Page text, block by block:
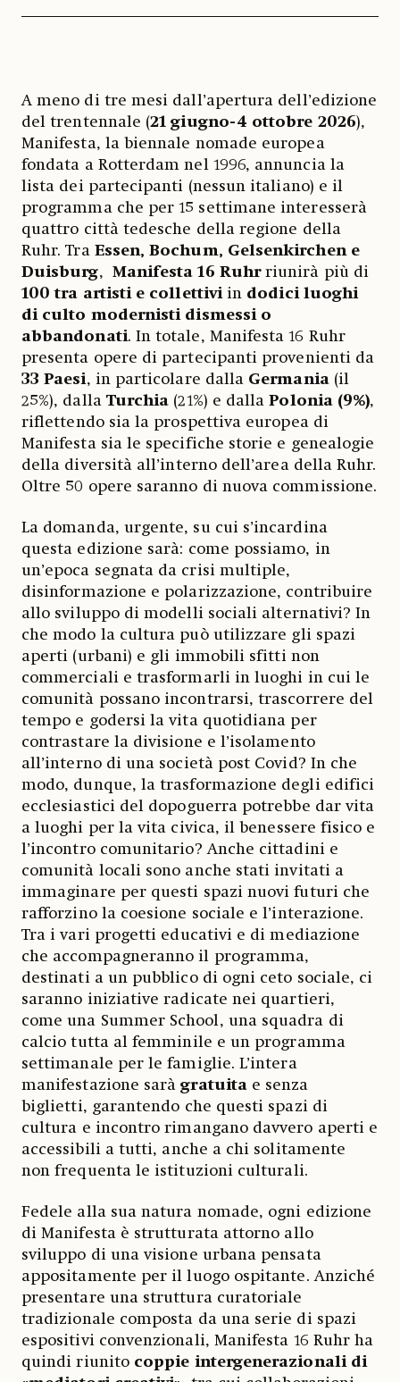
A meno di tre mesi dall’apertura dell’edizione
del trentennale (21 giugno-4 ottobre 2026),
Manifesta, la biennale nomade europea
fondata a Rotterdam nel 1996, annuncia la
lista dei partecipanti (nessun italiano) e il
programma che per 15 settimane interesserà
quattro città tedesche della regione della
Ruhr. Tra Essen, Bochum, Gelsenkirchen e
Duisburg, Manifesta 16 Ruhrriunirà più di
100 tra artisti e collettiviin dodici luoghi
di culto modernisti dismessi o
abbandonati. In totale, Manifesta 16 Ruhr
presenta opere di partecipanti provenienti da
33 Paesi, in particolare dalla Germania (il
25%), dalla Turchia (21%) e dallaPolonia (9%),
riflettendo sia la prospettiva europea di
Manifesta sia le specifiche storie e genealogie
della diversità all’interno dell’area della Ruhr.
Oltre 50 opere saranno di nuova commissione.
La domanda, urgente, su cui s’incardina
questa edizione sarà: come possiamo, in
un’epoca segnata da crisi multiple,
disinformazione e polarizzazione, contribuire
allo sviluppo di modelli sociali alternativi? In
che modo la cultura può utilizzare gli spazi
aperti (urbani) e gli immobili sfitti non
commerciali e trasformarli in luoghi in cui le
comunità possano incontrarsi, trascorrere del
tempo e godersi la vita quotidiana per
contrastare la divisione e l’isolamento
all’interno di una società post Covid? In che
modo, dunque, la trasformazione degli edifici
ecclesiastici del dopoguerra potrebbe dar vita
a luoghi per la vita civica, il benessere fisico e
l’incontro comunitario? Anche cittadini e
comunità locali sono anche stati invitati a
immaginare per questi spazi nuovi futuri che
rafforzino la coesione sociale e l’interazione.
Tra i vari progetti educativi e di mediazione
che accompagneranno il programma,
destinati a un pubblico di ogni ceto sociale, ci
saranno iniziative radicate nei quartieri,
come una Summer School, una squadra di
calcio tutta al femminile e un programma
settimanale per le famiglie. L’intera
manifestazione saràgratuitae senza
biglietti, garantendo che questi spazi di
cultura e incontro rimangano davvero aperti e
accessibili a tutti, anche a chi solitamente
non frequenta le istituzioni culturali.
Fedele alla sua natura nomade, ogni edizione
di Manifesta è strutturata attorno allo
sviluppo di una visione urbana pensata
appositamente per il luogo ospitante. Anziché
presentare una struttura curatoriale
tradizionale composta da una serie di spazi
espositivi convenzionali, Manifesta 16 Ruhr ha
quindi riunito coppie intergenerazionali di